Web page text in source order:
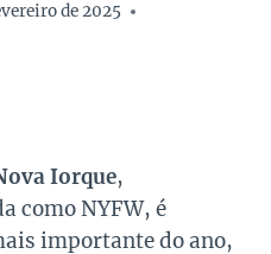
de 2025
Iorque,
como NYFW, é
importante do ano,